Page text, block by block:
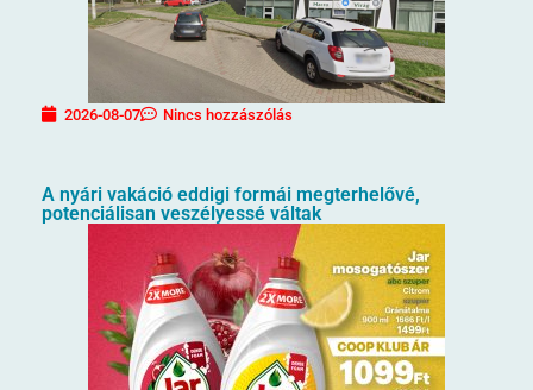
2026-08-07 Nincs hozzászólás
A nyári vakáció eddigi formái megterhelővé,
potenciálisan veszélyessé váltak